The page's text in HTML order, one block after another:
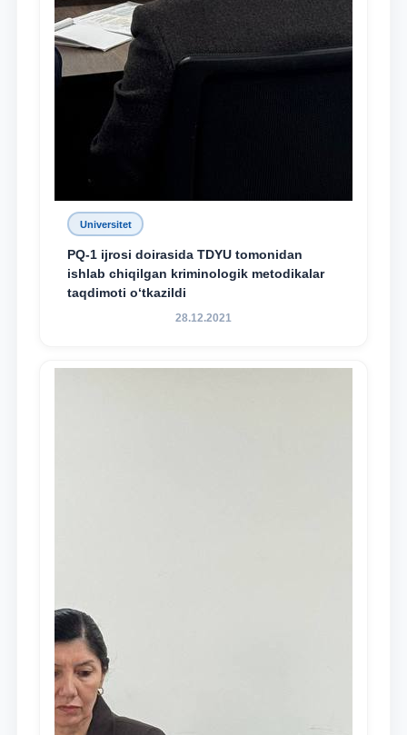
Universitet
PQ-1 ijrosi doirasida TDYU tomonidan
ishlab chiqilgan kriminologik metodikalar
taqdimoti o‘tkazildi
28.12.2021